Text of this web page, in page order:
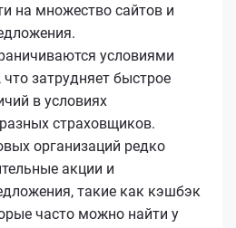
на множество сайтов и
условиями
затрудняет быстрое
в условиях
страховщиков.
организаций редко
акции и
такие как кэшбэк
часто можно найти у